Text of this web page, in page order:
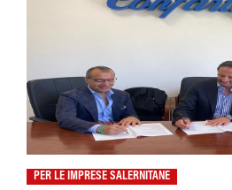
PER LE IMPRESE SALERNITANE